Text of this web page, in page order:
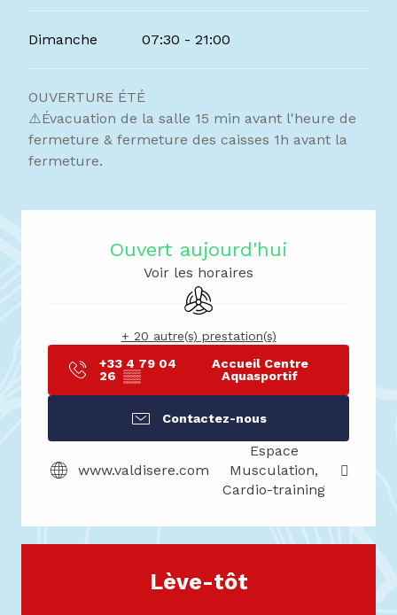
Dimanche 07:30 - 21:00
OUVERTURE ÉTÉ
⚠️Évacuation de la salle 15 min avant l'heure de
fermeture & fermeture des caisses 1h avant la
fermeture.
Ouvert aujourd'hui
Voir les horaires
Air conditionné
+ 20 autre(s) prestation(s)
+33 4 79 04
26 ▒▒
Accueil Centre
Aquasportif
Contactez-nous
www.valdisere.com
Espace
Musculation,
Cardio-training
Lève-tôt